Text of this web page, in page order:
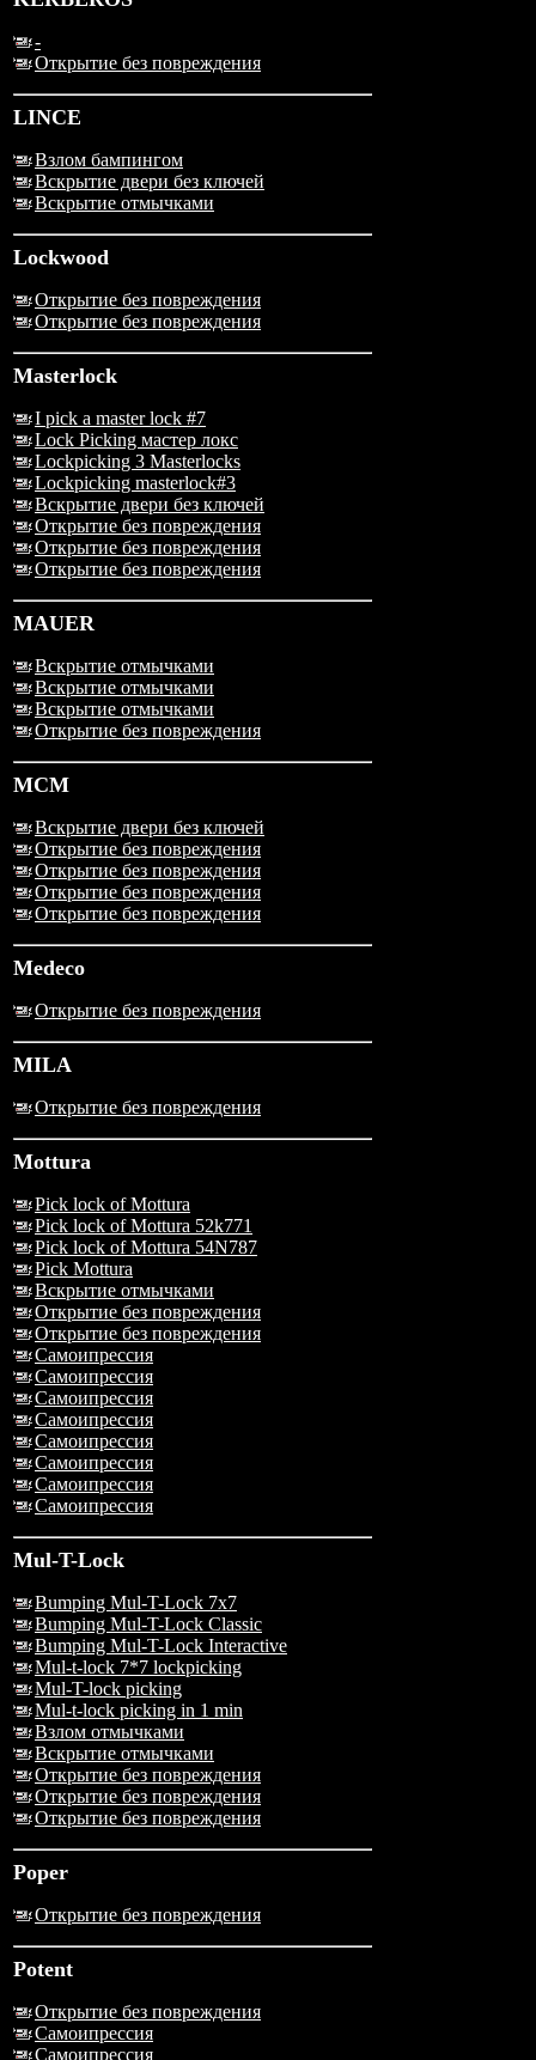
-
Открытие без повреждения
LINCE
Взлом бампингом
Вскрытие двери без ключей
Вскрытие отмычками
Lockwood
Открытие без повреждения
Открытие без повреждения
Masterlock
I pick a master lock #7
Lock Picking мастер локс
Lockpicking 3 Masterlocks
Lockpicking masterlock#3
Вскрытие двери без ключей
Открытие без повреждения
Открытие без повреждения
Открытие без повреждения
MAUER
Вскрытие отмычками
Вскрытие отмычками
Вскрытие отмычками
Открытие без повреждения
MCM
Вскрытие двери без ключей
Открытие без повреждения
Открытие без повреждения
Открытие без повреждения
Открытие без повреждения
Medeco
Открытие без повреждения
MILA
Открытие без повреждения
Mottura
Pick lock of Mottura
Pick lock of Mottura 52k771
Pick lock of Mottura 54N787
Pick Mottura
Вскрытие отмычками
Открытие без повреждения
Открытие без повреждения
Самоипрессия
Самоипрессия
Самоипрессия
Самоипрессия
Самоипрессия
Самоипрессия
Самоипрессия
Самоипрессия
Mul-T-Lock
Bumping Mul-T-Lock 7x7
Bumping Mul-T-Lock Classic
Bumping Mul-T-Lock Interactive
Mul-t-lock 7*7 lockpicking
Mul-T-lock picking
Mul-t-lock picking in 1 min
Взлом отмычками
Вскрытие отмычками
Открытие без повреждения
Открытие без повреждения
Открытие без повреждения
Poper
Открытие без повреждения
Potent
Открытие без повреждения
Самоипрессия
Самоипрессия